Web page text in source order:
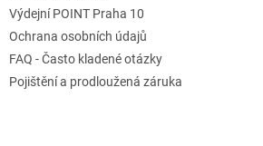
Výdejní POINT Praha 10
Ochrana osobních údajů
FAQ - Často kladené otázky
Pojištění a prodloužená záruka